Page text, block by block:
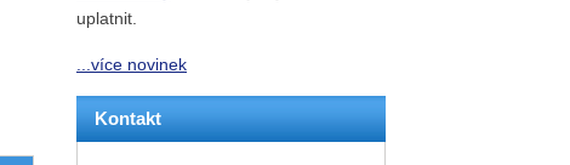
uplatnit.
...více novinek
Kontakt